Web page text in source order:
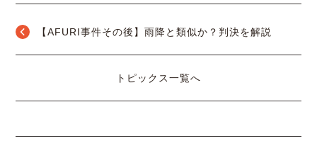
【AFURI事件その後】雨降と類似か？判決を解説
トピックス一覧へ